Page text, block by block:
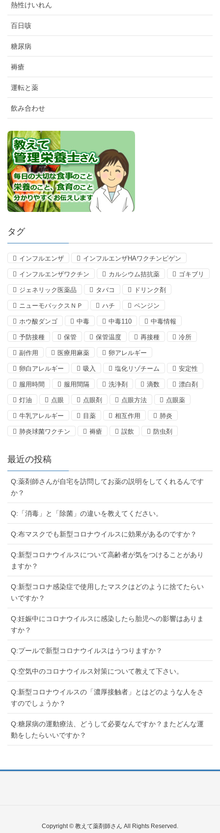
熱性けいれん
百日咳
糖尿病
褥瘡
運転と薬
飲み合わせ
タグ
インフルエンザ インフルエンザHAワクチンビゲン
インフルエンザワクチン カルシウム拮抗薬 ゴキブリ
ジェネリック医薬品 タバコ ドリンク剤
ニューモバックスＮＰ ハチ ペンジン
ホウ酸ダンゴ 中毒 中毒110 中毒情報
予防接種 保管 保管温度 再接種 冷所
副作用 医療用麻薬 卵アレルギー
卵白アレルギー 吸入 塩化リゾチーム 安定性
服用時間 服用間隔 洗浄剤 滴数 漂白剤
灯油 点眼 点眼剤 点眼方法 点眼薬
牛乳アレルギー 目薬 相互作用 肺炎
肺炎球菌ワクチン 褥瘡 誤飲 防虫剤
最近の投稿
Q:薬剤師さんが自宅を訪問してお薬の説明をしてくれるんです
か？
Q:「消毒」と「除菌」の違いを教えてください。
Q:布マスクでも新型コロナウイルスに効果があるのですか？
Q:新型コロナウイルスについて高齢者が気をつけることがあり
ますか？
Q:新型コロナ感染症で使用したマスクはどのように捨てたらい
いですか？
Q:妊娠中にコロナウイルスに感染したら胎児への影響はありま
すか？
Q:プールで新型コロナウイルスはうつりますか？
Q:空気中のコロナウイルス対策について教えて下さい。
Q:新型コロナウイルスの「濃厚接触者」とはどのような人をさ
すのでしょうか？
Q:糖尿病の運動療法、どうして必要なんですか？またどんな運
動をしたらいいですか？
Copyright © 教えて薬剤師さん All Rights Reserved.